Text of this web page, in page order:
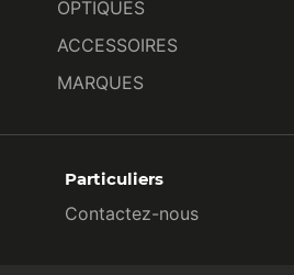
OPTIQUES
ACCESSOIRES
MARQUES
Particuliers
Contactez-nous